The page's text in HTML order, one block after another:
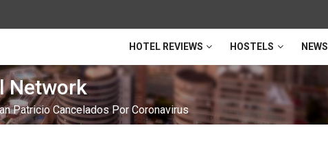
HOTEL REVIEWS HOSTELS NEWS
Network
Patricio Cancelados Por Coronavirus